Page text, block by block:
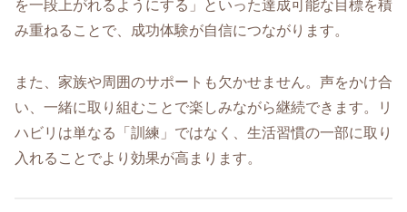
を一段上がれるようにする」といった達成可能な目標を積
み重ねることで、成功体験が自信につながります。
また、家族や周囲のサポートも欠かせません。声をかけ合
い、一緒に取り組むことで楽しみながら継続できます。リ
ハビリは単なる「訓練」ではなく、生活習慣の一部に取り
入れることでより効果が高まります。